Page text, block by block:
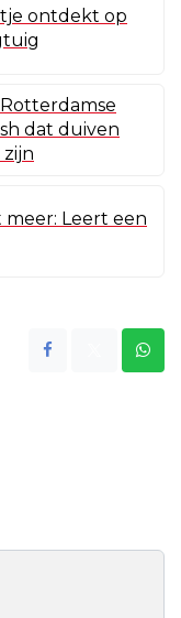
ontdekt op
dat duiven
Leert een